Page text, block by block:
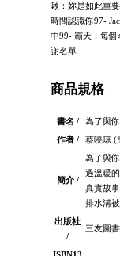
啾：妳是如此重
時間認識你97-
中99- 霸天：每
謝名單
商品規格
書名 /
為了與
作者 /
蔡曉琼 (
簡介 /
為了與
過溫暖
真實故
排水溝
出版社
/
三友圖